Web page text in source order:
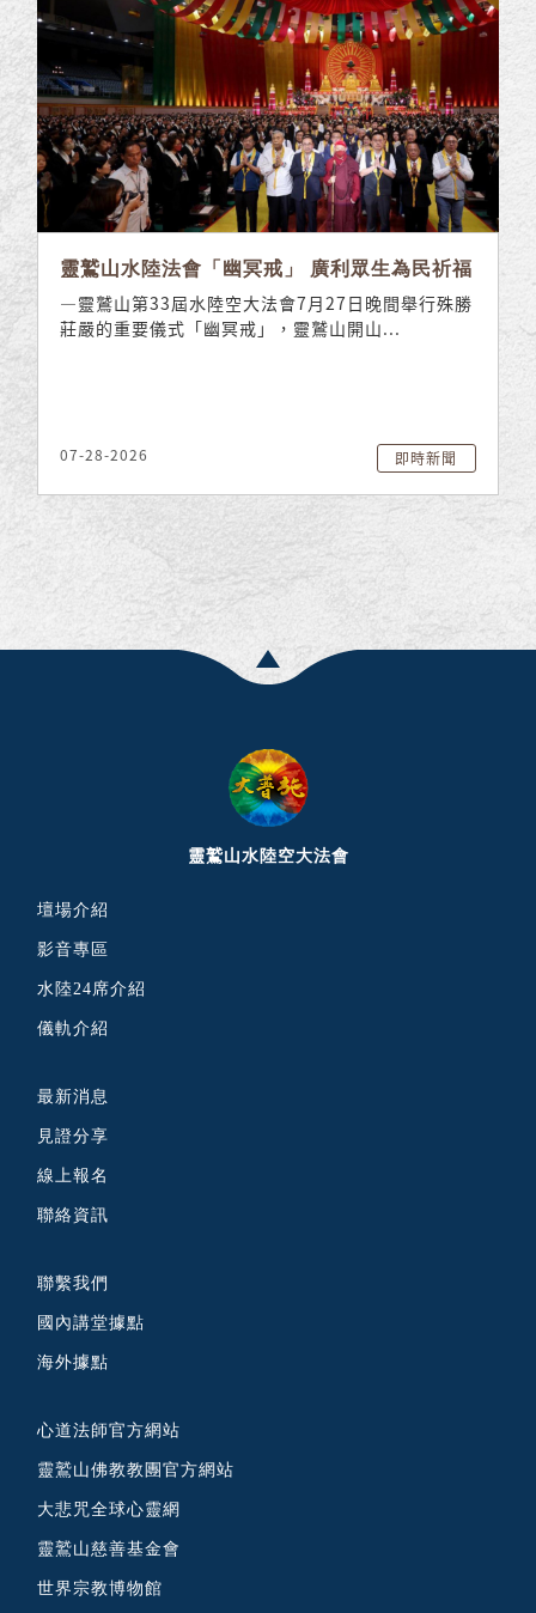
靈鷲山水陸法會「幽冥戒」 廣利眾生為民祈福
—靈鷲山第33屆水陸空大法會7月27日晚間舉行殊勝
莊嚴的重要儀式「幽冥戒」，靈鷲山開山...
07-28-2026 即時新聞
靈鷲山水陸空大法會
壇場介紹
影音專區
水陸24席介紹
儀軌介紹
最新消息
見證分享
線上報名
聯絡資訊
聯繫我們
國內講堂據點
海外據點
心道法師官方網站
靈鷲山佛教教團官方網站
大悲咒全球心靈網
靈鷲山慈善基金會
世界宗教博物館